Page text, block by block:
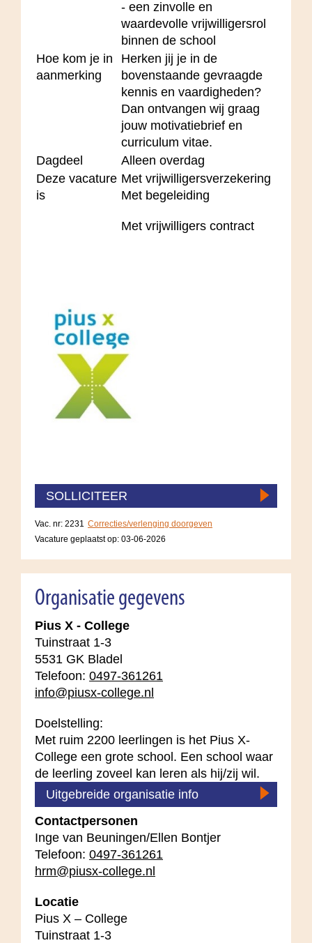
- een zinvolle en
waardevolle vrijwilligersrol
binnen de school
Hoe kom je in
aanmerking
Herken jij je in de
bovenstaande gevraagde
kennis en vaardigheden?
Dan ontvangen wij graag
jouw motivatiebrief en
curriculum vitae.
Dagdeel
Alleen overdag
Deze vacature
is
Met vrijwilligersverzekering
Met begeleiding
Met vrijwilligers contract
SOLLICITEER
Vac. nr: 2231 Correcties/verlenging doorgeven
Vacature geplaatst op: 03-06-2026
Organisatie gegevens
Pius X - College
Tuinstraat 1-3
5531 GK Bladel
Telefoon: 0497-361261
info@piusx-college.nl
Doelstelling:
Met ruim 2200 leerlingen is het Pius X-
College een grote school. Een school waar
de leerling zoveel kan leren als hij/zij wil.
Uitgebreide organisatie info
Contactpersonen
Inge van Beuningen/Ellen Bontjer
Telefoon: 0497-361261
hrm@piusx-college.nl
Locatie
Pius X – College
Tuinstraat 1-3